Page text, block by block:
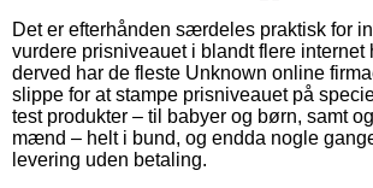
Det er efterhånden særdeles praktisk for
vurdere prisniveauet i blandt flere internet
derved har de fleste Unknown online
slippe for at stampe prisniveauet på
test produkter – til babyer og børn, samt
mænd – helt i bund, og endda nogle
levering uden betaling.